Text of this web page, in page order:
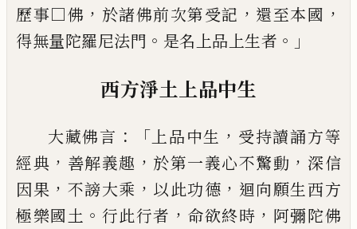
歷事□佛 ， 於諸佛前次第受記 ， 還至本國 ，
得無量陀羅尼法門 。 是名上品上生者 。」
西方淨土上品中生
大藏佛言 ：「 上品中生 ， 受持讀誦方等
經典 ， 善解義趣 ， 於第一義心不驚動 ， 深信
因果 ， 不謗大乘 ， 以此功德 ， 迴向願生西方
極樂國土 。 行此行者 ， 命欲終時 ， 阿彌陀佛